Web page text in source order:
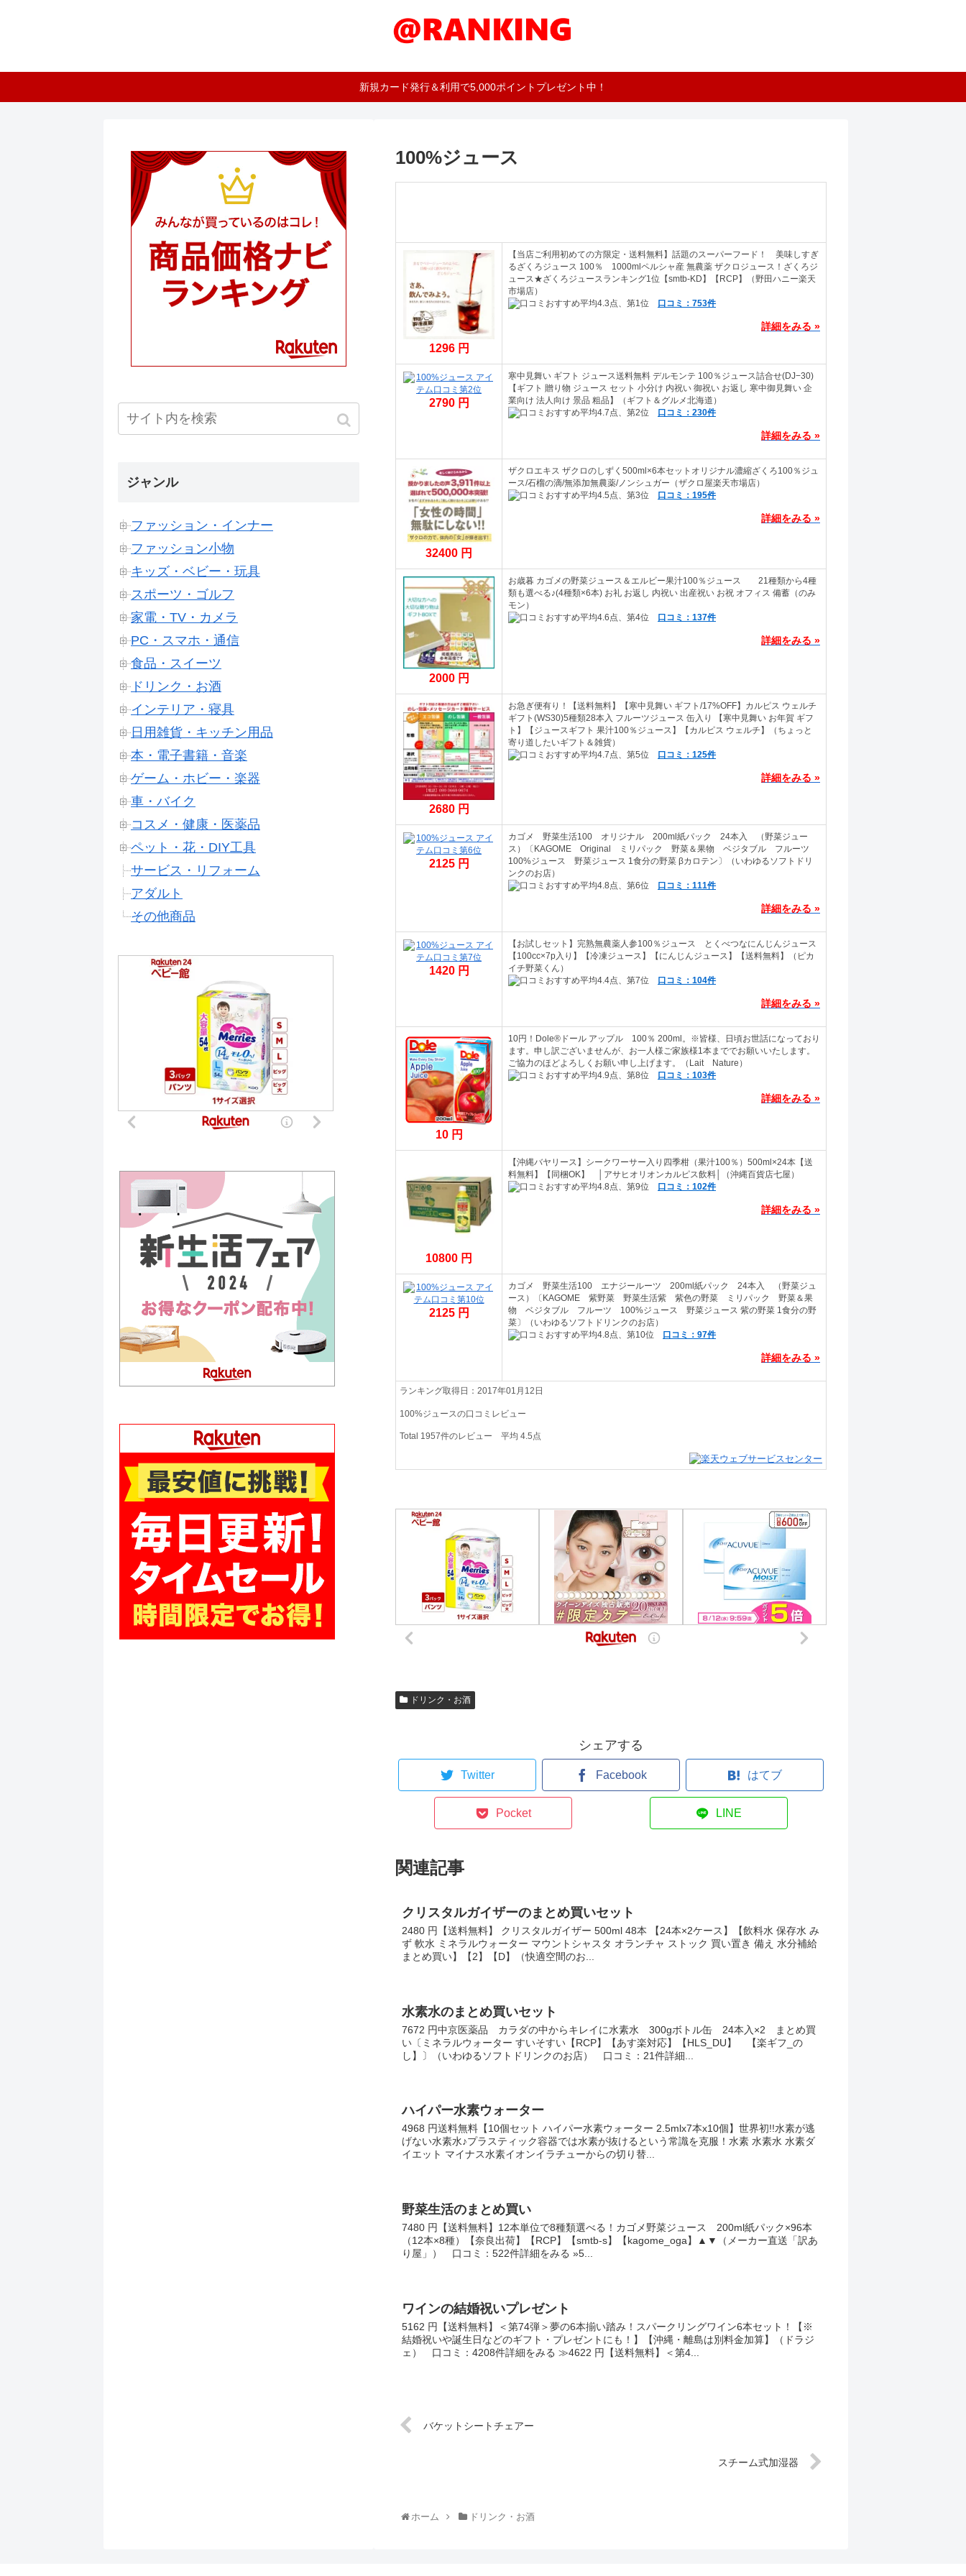
新規カード発行＆利用で5,000ポイントプレゼント中！
100%ジュース
1296 円
【当店ご利用初めての方限定・送料無料】話題のスーパーフード！ 美味しすぎ
るざくろジュース 100％ 1000mlペルシャ産 無農薬 ザクロジュース！ざくろジ
ュース★ざくろジュースランキング1位【smtb-KD】【RCP】（野田ハニー楽天
市場店）
口コミ：753件
詳細をみる »
2790 円
寒中見舞い ギフト ジュース送料無料 デルモンテ 100％ジュース詰合せ(DJ−30)
【ギフト 贈り物 ジュース セット 小分け 内祝い 御祝い お返し 寒中御見舞い 企
業向け 法人向け 景品 粗品】（ギフト＆グルメ北海道）
口コミ：230件
詳細をみる »
32400 円
ザクロエキス ザクロのしずく500ml×6本セットオリジナル濃縮ざくろ100％ジュ
ース/石榴の滴/無添加無農薬/ノンシュガー（ザクロ屋楽天市場店）
口コミ：195件
詳細をみる »
2000 円
お歳暮 カゴメの野菜ジュース＆エルビー果汁100％ジュース 21種類から4種
類も選べる♪(4種類×6本) お礼 お返し 内祝い 出産祝い お祝 オフィス 備蓄（のみ
モン）
口コミ：137件
詳細をみる »
2680 円
お急ぎ便有り！【送料無料】【寒中見舞い ギフト/17%OFF】カルピス ウェルチ
ギフト(WS30)5種類28本入 フルーツジュース 缶入り 【寒中見舞い お年賀 ギフ
ト】【ジュースギフト 果汁100％ジュース】【カルピス ウェルチ】（ちょっと
寄り道したいギフト＆雑貨）
口コミ：125件
詳細をみる »
2125 円
カゴメ 野菜生活100 オリジナル 200ml紙パック 24本入 （野菜ジュー
ス）〔KAGOME Original ミリパック 野菜＆果物 ベジタブル フルーツ
100%ジュース 野菜ジュース 1食分の野菜 βカロテン〕（いわゆるソフトドリ
ンクのお店）
口コミ：111件
詳細をみる »
1420 円
【お試しセット】完熟無農薬人参100％ジュース とくべつなにんじんジュース
【100cc×7p入り】【冷凍ジュース】【にんじんジュース】【送料無料】（ピカ
イチ野菜くん）
口コミ：104件
詳細をみる »
10 円
10円！Dole®ドール アップル 100％ 200ml。※皆様、日頃お世話になっており
ます。申し訳ございませんが、お一人様ご家族様1本まででお願いいたします。
ご協力のほどよろしくお願い申し上げます。（Lait Nature）
口コミ：103件
詳細をみる »
10800 円
【沖縄バヤリース】シークワーサー入り四季柑（果汁100％）500ml×24本【送
料無料】【同梱OK】 │アサヒオリオンカルピス飲料│（沖縄百貨店七屋）
口コミ：102件
詳細をみる »
2125 円
カゴメ 野菜生活100 エナジールーツ 200ml紙パック 24本入 （野菜ジュ
ース）〔KAGOME 紫野菜 野菜生活紫 紫色の野菜 ミリパック 野菜＆果
物 ベジタブル フルーツ 100%ジュース 野菜ジュース 紫の野菜 1食分の野
菜〕（いわゆるソフトドリンクのお店）
口コミ：97件
詳細をみる »
ランキング取得日：2017年01月12日
100%ジュースの口コミレビュー
Total 1957件のレビュー 平均 4.5点
ドリンク・お酒
シェアする
Twitter Facebook はてブ
Pocket LINE
関連記事
クリスタルガイザーのまとめ買いセット
2480 円【送料無料】 クリスタルガイザー 500ml 48本 【24本×2ケース】【飲料水 保存水 み
ず 軟水 ミネラルウォーター マウントシャスタ オランチャ ストック 買い置き 備え 水分補給
まとめ買い】【2】【D】（快適空間のお...
水素水のまとめ買いセット
7672 円中京医薬品 カラダの中からキレイに水素水 300gボトル缶 24本入×2 まとめ買
い〔ミネラルウォーター すいそすい【RCP】【あす楽対応】【HLS_DU】 【楽ギフ_の
し】〕（いわゆるソフトドリンクのお店） 口コミ：21件詳細...
ハイパー水素ウォーター
4968 円送料無料【10個セット ハイパー水素ウォーター 2.5mlx7本x10個】世界初!!水素が逃
げない水素水♪プラスティック容器では水素が抜けるという常識を克服！水素 水素水 水素ダ
イエット マイナス水素イオンイラチューからの切り替...
野菜生活のまとめ買い
7480 円【送料無料】12本単位で8種類選べる！カゴメ野菜ジュース 200ml紙パック×96本
（12本×8種）【奈良出荷】【RCP】【smtb-s】【kagome_oga】▲▼（メーカー直送「訳あ
り屋」） 口コミ：522件詳細をみる »5...
ワインの結婚祝いプレゼント
5162 円【送料無料】＜第74弾＞夢の6本揃い踏み！スパークリングワイン6本セット！【※
結婚祝いや誕生日などのギフト・プレゼントにも！】【沖縄・離島は別料金加算】（ドラジ
ェ） 口コミ：4208件詳細をみる ≫4622 円【送料無料】＜第4...
バケットシートチェアー
スチーム式加湿器
ホーム ドリンク・お酒
ジャンル
ファッション・インナー
ファッション小物
キッズ・ベビー・玩具
スポーツ・ゴルフ
家電・TV・カメラ
PC・スマホ・通信
食品・スイーツ
ドリンク・お酒
インテリア・寝具
日用雑貨・キッチン用品
本・電子書籍・音楽
ゲーム・ホビー・楽器
車・バイク
コスメ・健康・医薬品
ペット・花・DIY工具
サービス・リフォーム
アダルト
その他商品